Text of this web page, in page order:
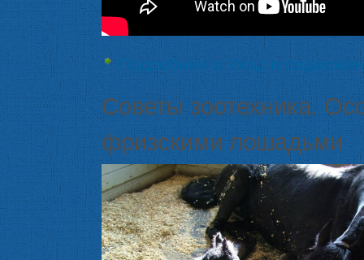
Подробнеео Уход и
Советы зоотехника.
фризскими лошадьми